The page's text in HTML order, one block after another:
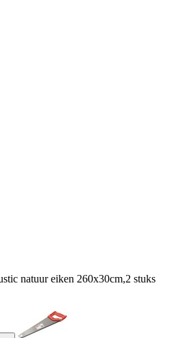
natuur eiken 260x30cm,2 stuks